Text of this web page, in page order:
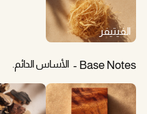
الفيتيفر
Base Notes الأساس الدائم.